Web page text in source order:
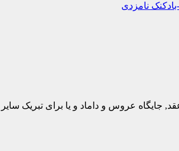
بادکنک نامزدی
جایگاه عروس و داماد و یا برای تبریک